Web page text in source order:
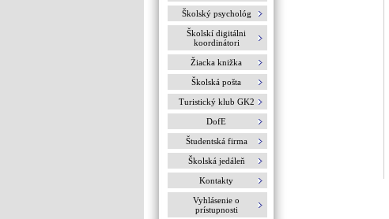
Školský psychológ
Školskí digitálni
koordinátori
Žiacka knižka
Školská pošta
Turistický klub GK2
DofE
Študentská firma
Školská jedáleň
Kontakty
Vyhlásenie o
prístupnosti